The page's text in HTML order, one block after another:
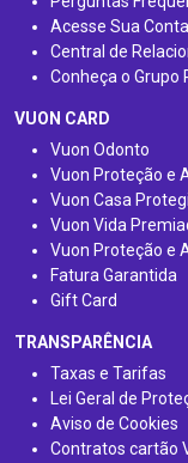
Acesse Sua Conta
Central de
Conheça o Grupo
VUON CARD
Vuon Odonto
Vuon Proteção e
Vuon Casa
Vuon Vida
Vuon Proteção e
Fatura Garantida
Gift Card
TRANSPARÊNCIA
Taxas e Tarifas
Lei Geral de
Aviso de Cookies
Contratos cartão